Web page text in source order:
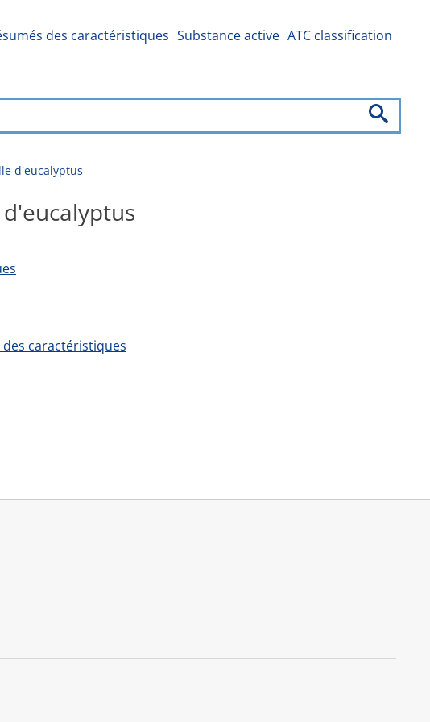
des caractéristiques Substance active ATC classification
d'eucalyptus
des caractéristiques